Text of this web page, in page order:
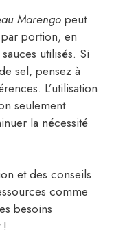
Marengo peut
portion, en
utilisés. Si
sel, pensez à
L’utilisation
seulement
la nécessité
et des conseils
comme
besoins